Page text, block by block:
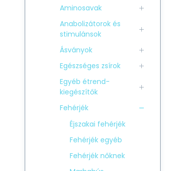
Aminosavak
Anabolizátorok és
stimulánsok
Ásványok
Egészséges zsírok
Egyéb étrend-
kiegészítők
Fehérjék
Éjszakai fehérjék
Fehérjék egyéb
Fehérjék nőknek